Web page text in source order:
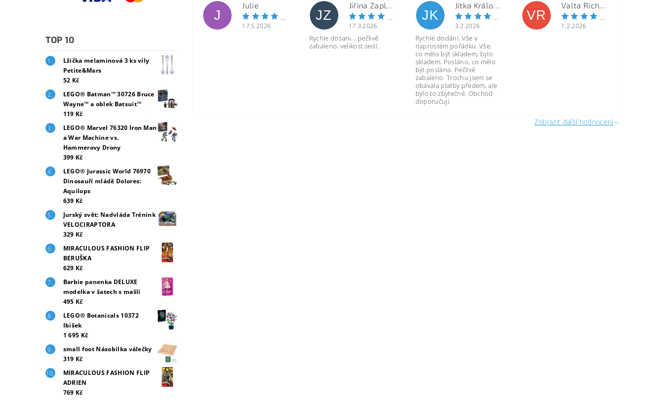
TOP 10
Lžička melaminová 3 ks víly
Petite&Mars
52 Kč
LEGO® Batman™ 30726 Bruce
Wayne™ a oblek Batsuit™
119 Kč
LEGO® Marvel 76320 Iron Man
a War Machine vs.
Hammerovy Drony
399 Kč
LEGO® Jurassic World 76970
Dinosauří mládě Dolores:
Aquilops
639 Kč
Jurský svět: Nadvláda Trénink
VELOCIRAPTORA
329 Kč
MIRACULOUS FASHION FLIP
BERUŠKA
629 Kč
Barbie panenka DELUXE
modelka v šatech s mašlí
495 Kč
LEGO® Botanicals 10372
Ibišek
1 695 Kč
small foot Násobilka válečky
319 Kč
MIRACULOUS FASHION FLIP
ADRIEN
769 Kč
J
Julie
17.5.2026
JZ
Jiřina Zapletalová
17.3.2026
Rychle dosani, , pečlivě
zabaleno, velikost sedí.
JK
Jitka Královcová
3.2.2026
Rychlé dodání. Vše v
naprostém pořádku. Vše,
co mělo být skladem, bylo
skladem. Posláno, co mělo
být posláno. Pečlivě
zabaleno. Trochu jsem se
obávala platby předem, ale
bylo to zbytečné. Obchod
doporučuji.
VR
Valta Richard
1.2.2026
Zobrazit další hodnocení